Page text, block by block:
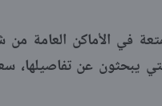
في الأماكن العامة
يبحثون عن تفاصيلها،